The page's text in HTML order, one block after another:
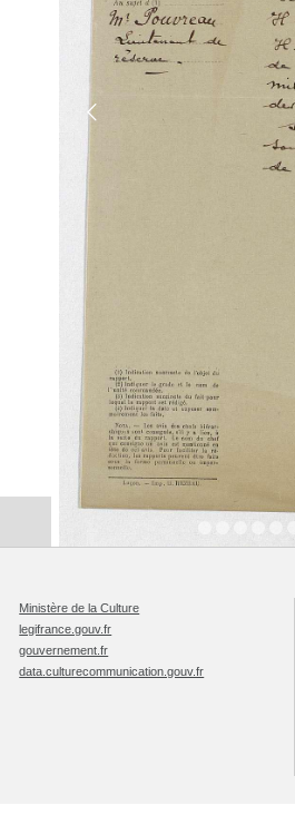
Ministère de la Culture
legifrance.gouv.fr
gouvernement.fr
data.culturecommunication.gouv.fr